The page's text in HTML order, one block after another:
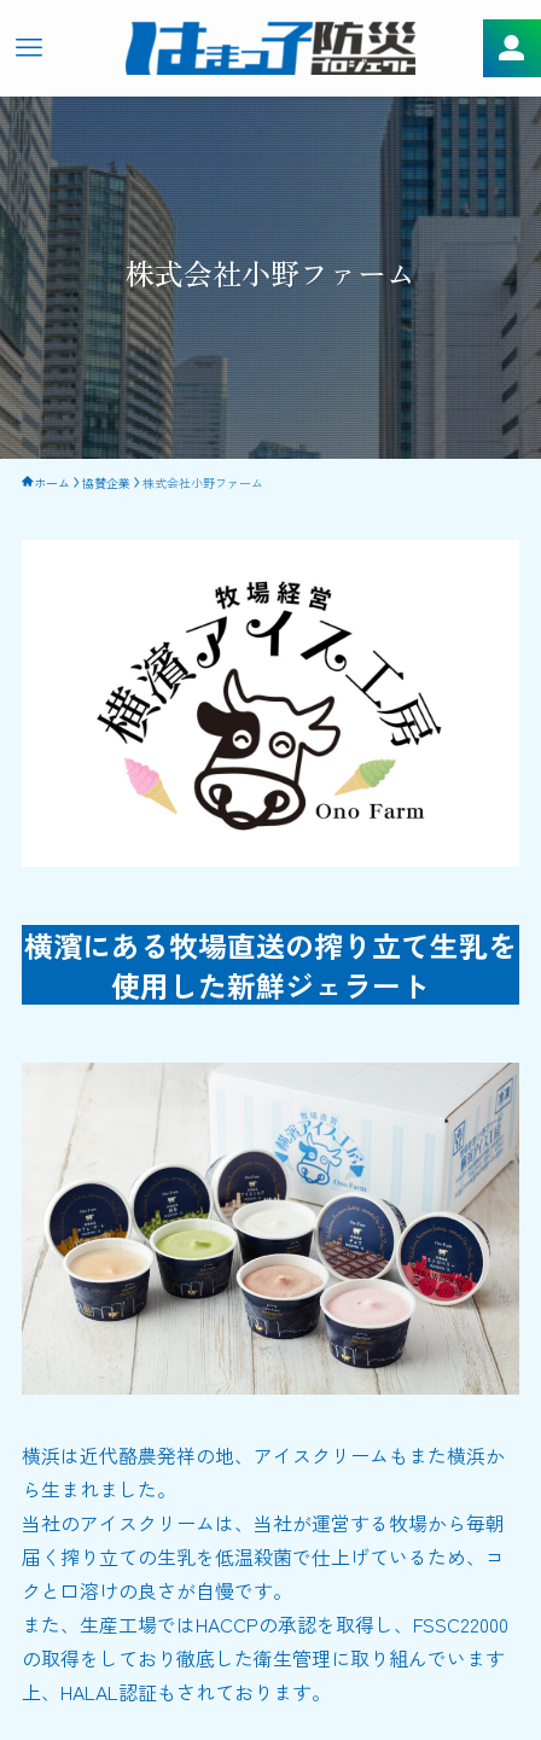
株式会社小野ファーム
ホーム 協賛企業 株式会社小野ファーム
横濱にある牧場直送の搾り立て生乳を
使用した新鮮ジェラート
横浜は近代酪農発祥の地、アイスクリームもまた横浜か
ら生まれました。
当社のアイスクリームは、当社が運営する牧場から毎朝
届く搾り立ての生乳を低温殺菌で仕上げているため、コ
クと口溶けの良さが自慢です。
また、生産工場ではHACCPの承認を取得し、FSSC22000
の取得をしており徹底した衛生管理に取り組んでいます
上、HALAL認証もされております。